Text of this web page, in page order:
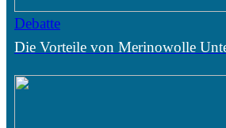
Debatte
Die Vorteile von Merinowolle